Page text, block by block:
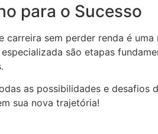
para o Sucesso
carreira sem perder renda é
são etapas
as possibilidades e desafios
sua nova trajetória!